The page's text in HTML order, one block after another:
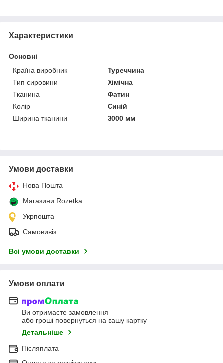
Характеристики
Основні
Країна виробник
Туреччина
Тип сировини
Хімічна
Тканина
Фатин
Колір
Синій
Ширина тканини
3000 мм
Умови доставки
Нова Пошта
Магазини Rozetka
Укрпошта
Самовивіз
Всі умови доставки
Умови оплати
Ви отримаєте замовлення
або гроші повернуться на вашу картку
Детальніше
Післяплата